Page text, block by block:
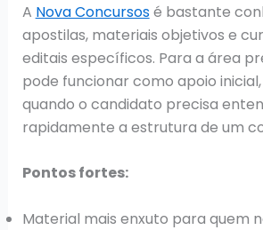
A Nova Concursosé bastante
apostilas, materiais objetivos e
editais específicos. Para a área
pode funcionar como apoio
quando o candidato precisa
rapidamente a estrutura de um
Pontos fortes:
Material mais enxuto para quem